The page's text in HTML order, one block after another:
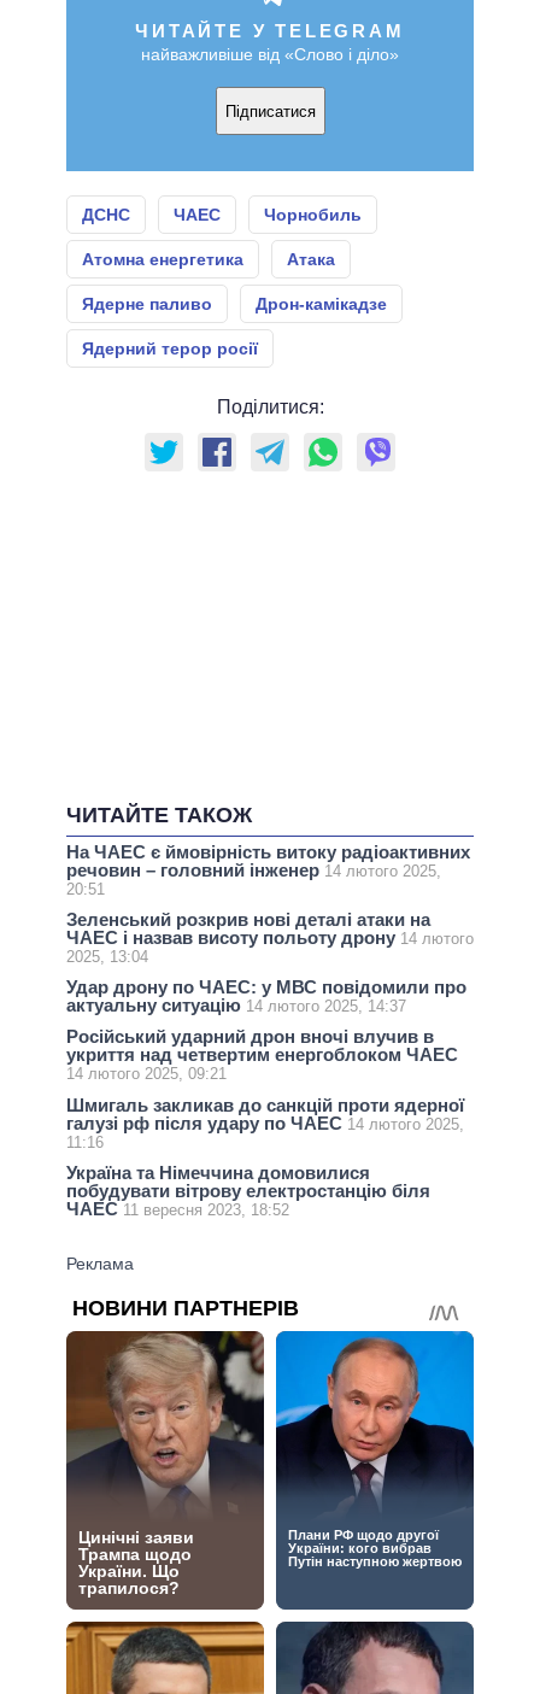
ЧИТАЙТЕ У TELEGRAM
найважливіше від «Слово і діло»
Підписатися
ДСНС ЧАЕС Чорнобиль
Атомна енергетика Атака
Ядерне паливо Дрон-камікадзе
Ядерний терор росії
Поділитися:
ЧИТАЙТЕ ТАКОЖ
На ЧАЕС є ймовірність витоку радіоактивних
речовин – головний інженер 14 лютого 2025,
20:51
Зеленський розкрив нові деталі атаки на
ЧАЕС і назвав висоту польоту дрону 14 лютого
2025, 13:04
Удар дрону по ЧАЕС: у МВС повідомили про
актуальну ситуацію 14 лютого 2025, 14:37
Російський ударний дрон вночі влучив в
укриття над четвертим енергоблоком ЧАЕС
14 лютого 2025, 09:21
Шмигаль закликав до санкцій проти ядерної
галузі рф після удару по ЧАЕС 14 лютого 2025,
11:16
Україна та Німеччина домовилися
побудувати вітрову електростанцію біля
ЧАЕС 11 вересня 2023, 18:52